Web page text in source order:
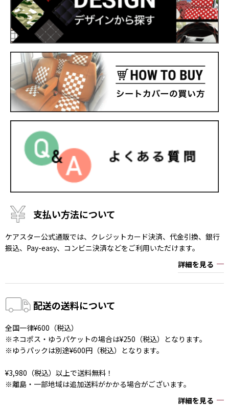
支払い方法について
ケアスター公式通販では、クレジットカード決済、代金引換、銀行
振込、Pay-easy、コンビニ決済などをご利用いただけます。
詳細を見る
配送の送料について
全国一律¥600（税込）
※ネコポス・ゆうパケットの場合は¥250（税込）となります。
※ゆうパックは別途¥600円（税込）となります。
¥3,980（税込）以上で送料無料！
※離島・一部地域は追加送料がかかる場合がございます。
詳細を見る